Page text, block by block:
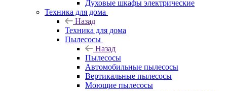
Духовые шкафы электрические
Техника для дома
Назад
Техника для дома
Пылесосы
Назад
Пылесосы
Автомобильные пылесосы
Вертикальные пылесосы
Моющие пылесосы